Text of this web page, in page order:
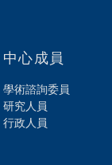
中心成員
學術諮詢委員
研究人員
行政人員